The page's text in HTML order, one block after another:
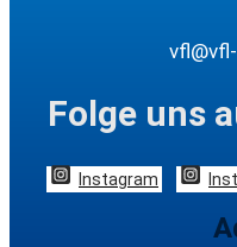
Folge uns
Instagram